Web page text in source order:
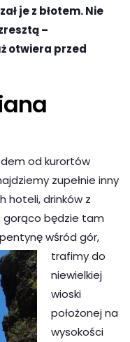
je z błotem. Nie
–
otwiera przed
od kurortów
zupełnie inny
hoteli, drinków z
gorąco będzie tam
wśród gór,
trafimy do
niewielkiej
wioski
położonej na
wysokości